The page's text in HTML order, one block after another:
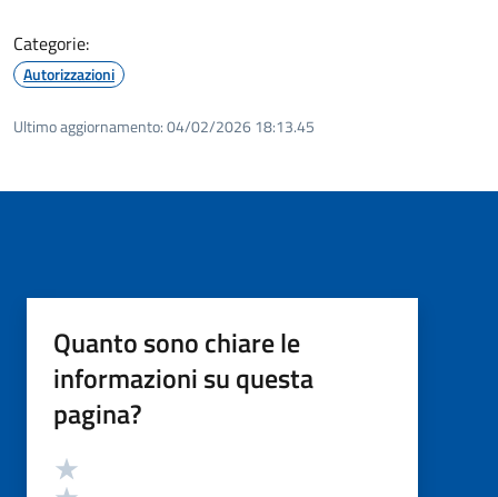
Categorie:
Autorizzazioni
Ultimo aggiornamento:04/02/2026 18:13.45
Quanto sono chiare le
informazioni su questa
pagina?
Valutazione